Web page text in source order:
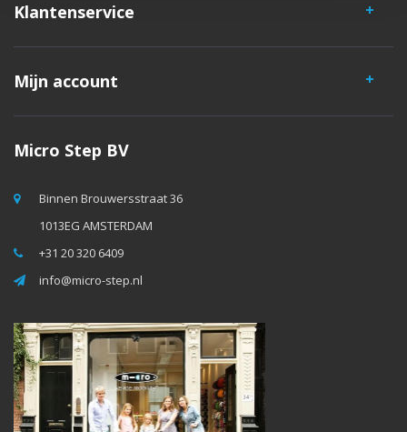
Klantenservice
Mijn account
Micro Step BV
Binnen Brouwersstraat 36
1013EG AMSTERDAM
+31 20 320 6409
info@micro-step.nl